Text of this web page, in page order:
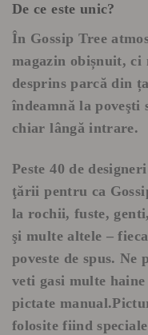
De ce este unic?
În Gossip Tree
magazin obișnuit, ci
desprins parcă din
îndeamnă la poveşti
chiar lângă intrare.
Peste 40 de
ţării pentru ca
la rochii, fuste,
şi multe altele –
poveste de spus. Ne
veti gasi multe
pictate
folosite fiind